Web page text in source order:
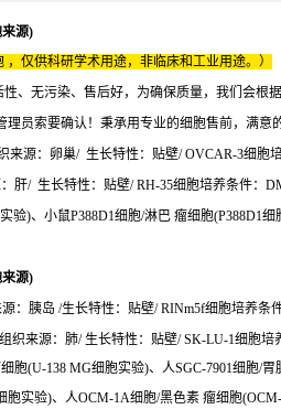
源)
，仅供科研学术用途，非临床和工业用途。）
、无污染、售后好，为确保质量，我们会根
员索要确认！秉承用专业的细胞售前，满意
源：卵巢/ 生长特性：贴壁/ OVCAR-3细胞
肝/ 生长特性：贴壁/ RH-35细胞培养条件：
验)、小鼠P388D1细胞/淋巴 瘤细胞(P388D1细
源)
：胰岛 /生长特性：贴壁/ RINm5f细胞培养条
织来源：肺/ 生长特性：贴壁/ SK-LU-1细胞培
胞(U-138 MG细胞实验)、人SGC-7901细胞/胃
胞实验)、人OCM-1A细胞/黑色素 瘤细胞